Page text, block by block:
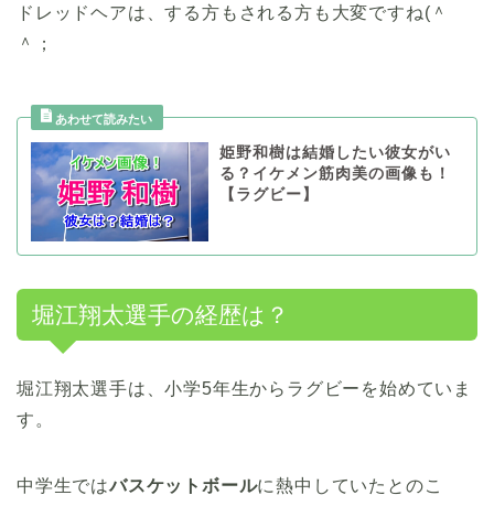
ドレッドヘアは、する方もされる方も大変ですね(＾
＾；
姫野和樹は結婚したい彼女がい
る？イケメン筋肉美の画像も！
【ラグビー】
堀江翔太選手の経歴は？
堀江翔太選手は、小学5年生からラグビーを始めていま
す。
中学生ではバスケットボールに熱中していたとのこ